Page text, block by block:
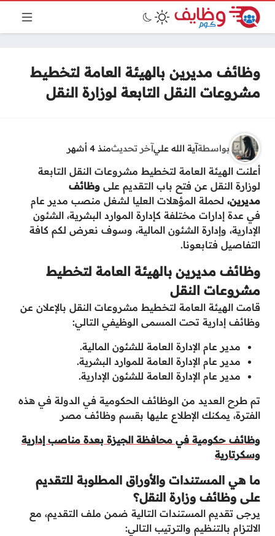
وظائف مديرين بالهيئة العامة لتخطيط
مشروعات النقل التابعة لوزارة النقل
بواسطةآية الله عليآخر تحديثمنذ 4 أشهر
أعلنت الهيئة العامة لتخطيط مشروعات النقل التابعة
لوزارة النقل عن فتح باب التقديم على وظائف
مديرين، لحملة المؤهلات العليا لشغل منصب مدير عام
في عدة إدارات مختلفة كإدارة الموارد البشرية، الشئون
الإدارية، وإدارة الشئون المالية، وسوف نعرض لكم كافة
التفاصيل فتابعونا.
وظائف مديرين بالهيئة العامة لتخطيط
مشروعات النقل
قامت الهيئة العامة لتخطيط مشروعات النقل بالإعلان عن
وظائف إدارية تحت المسمى الوظيفي التالي:
مدير عام الإدارة العامة للشئون المالية.
مدير عام الإدارة العامة للموارد البشرية.
مدير عام الإدارة العامة للشئون الإدارية.
تم طرح العديد من الوظائف الحكومية في الدولة في هذه
الفترة، يمكنك الإطلاع عليها بقسم وظائف مصر
وظائف حكومية في محافظة الجيزة بعدة مناصب إدارية
وسكرتارية
ما هي المستندات والأوراق المطلوبة للتقديم
على وظائف وزارة النقل؟
يرجى تقديم المستندات التالية ضمن ملف التقديم، مع
الالتزام بالتنظيم والترتيب التالي: